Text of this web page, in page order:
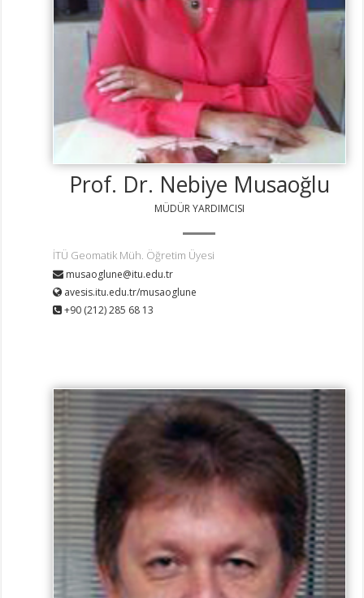
Prof. Dr. Nebiye Musaoğlu
MÜDÜR YARDIMCISI
İTÜ Geomatik Müh. Öğretim Üyesi
musaoglune@itu.edu.tr
avesis.itu.edu.tr/musaoglune
+90 (212) 285 68 13